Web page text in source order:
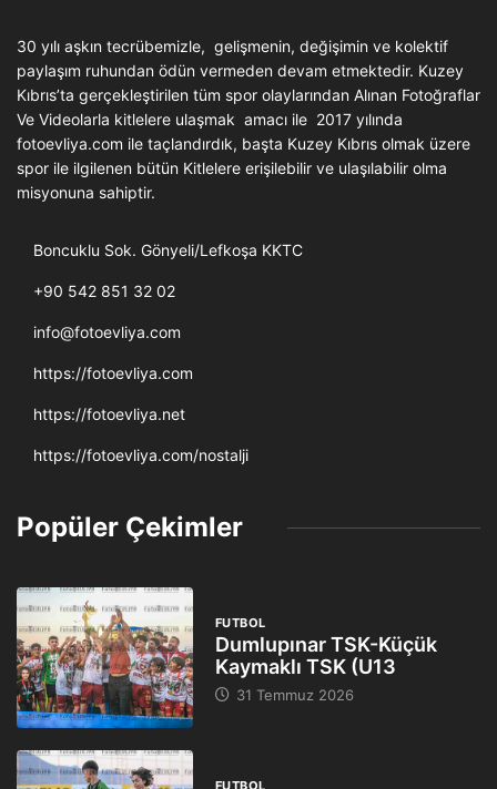
30 yılı aşkın tecrübemizle, gelişmenin, değişimin ve kolektif
paylaşım ruhundan ödün vermeden devam etmektedir. Kuzey
Kıbrıs’ta gerçekleştirilen tüm spor olaylarından Alınan Fotoğraflar
Ve Videolarla kitlelere ulaşmak amacı ile 2017 yılında
fotoevliya.com ile taçlandırdık, başta Kuzey Kıbrıs olmak üzere
spor ile ilgilenen bütün Kitlelere erişilebilir ve ulaşılabilir olma
misyonuna sahiptir.
Boncuklu Sok. Gönyeli/Lefkoşa KKTC
+90 542 851 32 02
info@fotoevliya.com
https://fotoevliya.com
https://fotoevliya.net
https://fotoevliya.com/nostalji
Popüler Çekimler
FUTBOL
Dumlupınar TSK-Küçük
Kaymaklı TSK (U13
31 Temmuz 2026
FUTBOL